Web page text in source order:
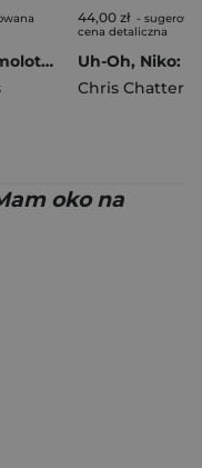
Mocarne samoloty. Ale to wielkie!
44,00 zł -
cena detaliczna
Chris
oko na